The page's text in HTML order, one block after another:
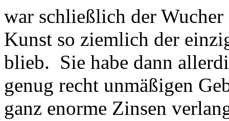
war schließlich der
Kunst so ziemlich der
blieb. Sie habe dann
genug recht unmäßigen
ganz enorme Zinsen